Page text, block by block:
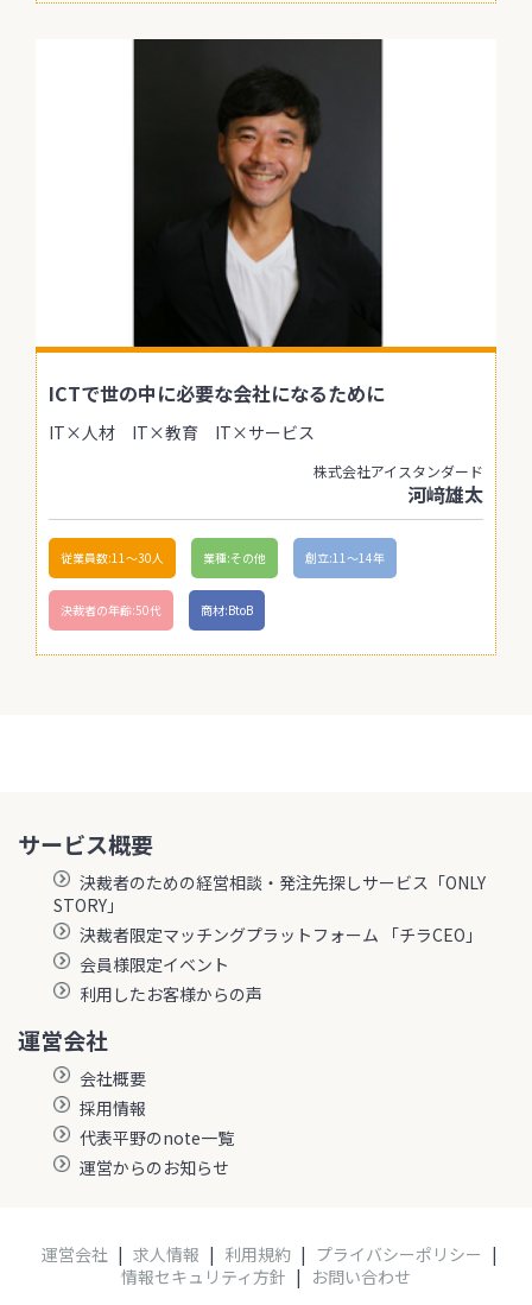
ICTで世の中に必要な会社になるために
IT×人材 IT×教育 IT×サービス
株式会社アイスタンダード
河﨑雄太
従業員数:11〜30人 業種:その他 創立:11〜14年
決裁者の年齢:50代 商材:BtoB
サービス概要
決裁者のための経営相談・発注先探しサービス「ONLY
STORY」
決裁者限定マッチングプラットフォーム 「チラCEO」
会員様限定イベント
利用したお客様からの声
運営会社
会社概要
採用情報
代表平野のnote一覧
運営からのお知らせ
運営会社 | 求人情報 | 利用規約 | プライバシーポリシー |
情報セキュリティ方針 | お問い合わせ